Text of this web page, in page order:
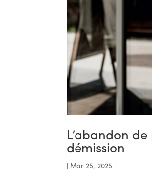
L’abandon
démission
|Mar 25, 2025